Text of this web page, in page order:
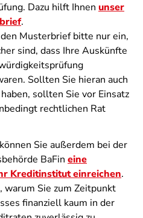
Dazu hilft Ihnen unser
.
Musterbrief bitte nur ein,
sind, dass Ihre Auskünfte
Sollten Sie hieran auch
sollten Sie vor Einsatz
rechtlichen Rat
Sie außerdem bei der
BaFin eine
Kreditinstitut einreichen.
warum Sie zum Zeitpunkt
finanziell kaum in der